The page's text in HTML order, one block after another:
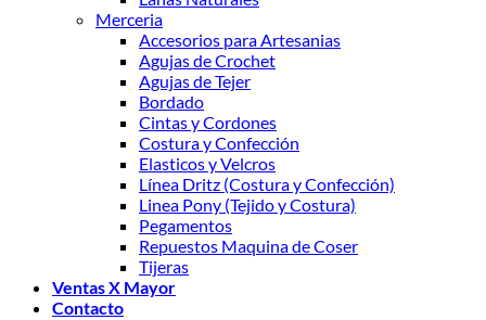
Merceria
Accesorios para Artesanias
Agujas de Crochet
Agujas de Tejer
Bordado
Cintas y Cordones
Costura y Confección
Elasticos y Velcros
Línea Dritz (Costura y Confección)
Linea Pony (Tejido y Costura)
Pegamentos
Repuestos Maquina de Coser
Tijeras
Ventas X Mayor
Contacto